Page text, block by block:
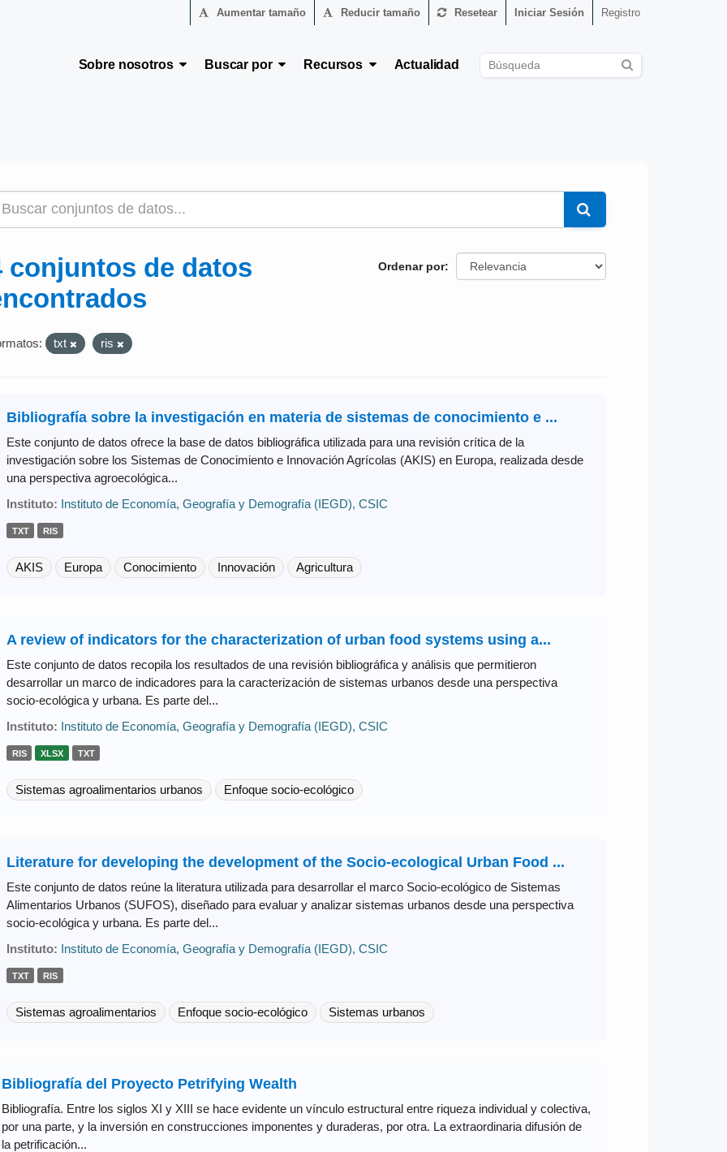
Aumentar tamaño Reducir tamaño Resetear Iniciar Sesión Registro
Sobre nosotros Buscar por Recursos Actualidad
Ordenar por
conjuntos de datos
txt ris
Bibliografía sobre la investigación en materia de sistemas de conocimiento e ...
Este conjunto de datos ofrece la base de datos bibliográfica utilizada para una revisión crítica de la
investigación sobre los Sistemas de Conocimiento e Innovación Agrícolas (AKIS) en Europa, realizada desde
una perspectiva agroecológica...
Instituto: Instituto de Economía, Geografía y Demografía (IEGD), CSIC
TXT RIS
AKIS Europa Conocimiento Innovación Agricultura
A review of indicators for the characterization of urban food systems using a...
Este conjunto de datos recopila los resultados de una revisión bibliográfica y análisis que permitieron
desarrollar un marco de indicadores para la caracterización de sistemas urbanos desde una perspectiva
socio-ecológica y urbana. Es parte del...
Instituto: Instituto de Economía, Geografía y Demografía (IEGD), CSIC
RIS XLSX TXT
Sistemas agroalimentarios urbanos Enfoque socio-ecológico
Literature for developing the development of the Socio-ecological Urban Food ...
Este conjunto de datos reúne la literatura utilizada para desarrollar el marco Socio-ecológico de Sistemas
Alimentarios Urbanos (SUFOS), diseñado para evaluar y analizar sistemas urbanos desde una perspectiva
socio-ecológica y urbana. Es parte del...
Instituto: Instituto de Economía, Geografía y Demografía (IEGD), CSIC
TXT RIS
Sistemas agroalimentarios Enfoque socio-ecológico Sistemas urbanos
Bibliografía del Proyecto Petrifying Wealth
Bibliografía. Entre los siglos XI y XIII se hace evidente un vínculo estructural entre riqueza individual y colectiva,
por una parte, y la inversión en construcciones imponentes y duraderas, por otra. La extraordinaria difusión de
la petrificación...